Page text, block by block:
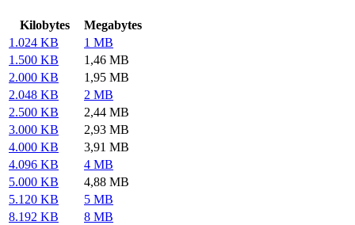
Kilobytes
Megabytes
1.024 KB
1 MB
1.500 KB
1,46 MB
2.000 KB
1,95 MB
2.048 KB
2 MB
2.500 KB
2,44 MB
3.000 KB
2,93 MB
4.000 KB
3,91 MB
4.096 KB
4 MB
5.000 KB
4,88 MB
5.120 KB
5 MB
8.192 KB
8 MB